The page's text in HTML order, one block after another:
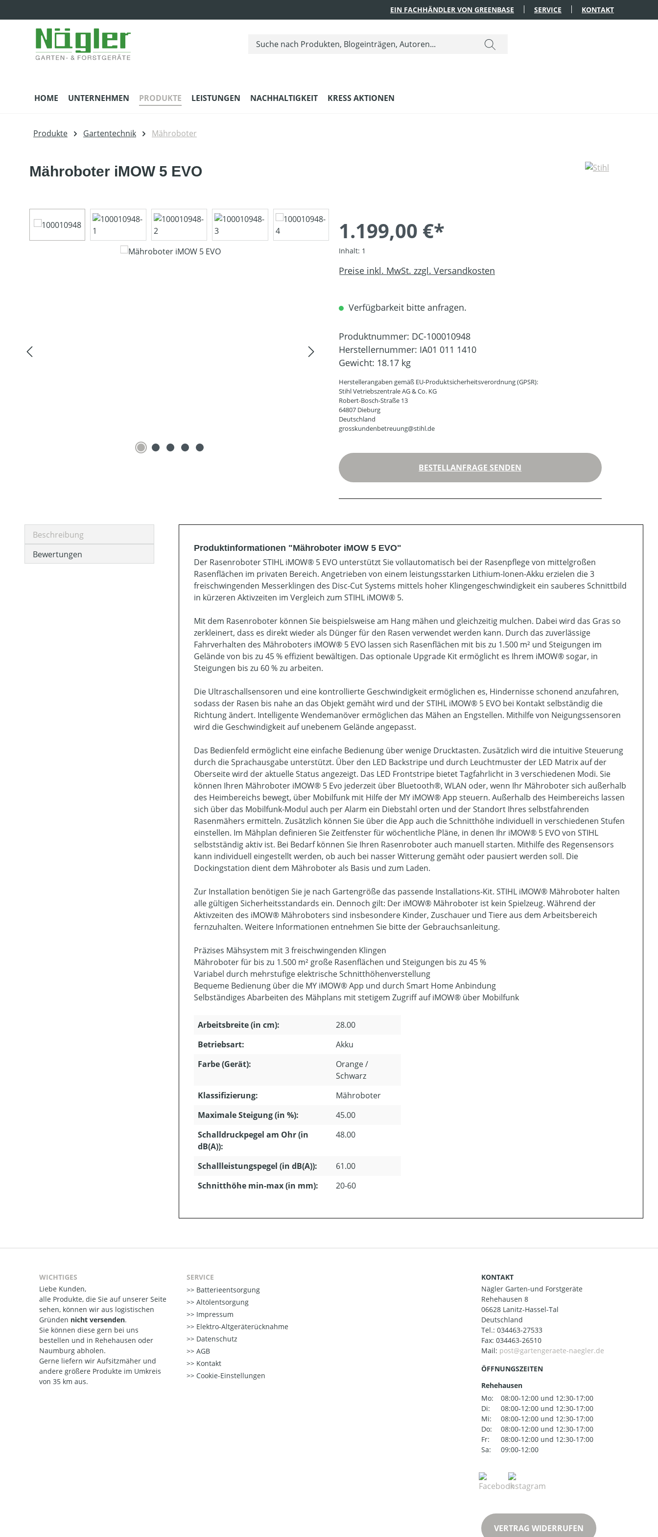
EIN FACHHÄNDLER VON GREENBASE SERVICE KONTAKT
HOME UNTERNEHMEN PRODUKTE LEISTUNGEN NACHHALTIGKEIT KRESS AKTIONEN
Produkte Gartentechnik Mähroboter
Mähroboter iMOW 5 EVO
Bildergalerie überspringen
1.199,00 €*
Inhalt: 1
Preise inkl. MwSt. zzgl. Versandkosten
Verfügbarkeit bitte anfragen.
Produktnummer: DC-100010948
Herstellernummer: IA01 011 1410
Gewicht: 18.17 kg
Herstellerangaben gemäß EU-Produktsicherheitsverordnung (GPSR):
Stihl Vetriebszentrale AG & Co. KG
Robert-Bosch-Straße 13
64807 Dieburg
Deutschland
grosskundenbetreuung@stihl.de
BESTELLANFRAGE SENDEN
Beschreibung
Bewertungen
Produktinformationen "Mähroboter iMOW 5 EVO"
Der Rasenroboter STIHL iMOW® 5 EVO unterstützt Sie vollautomatisch bei der Rasenpflege von mittelgroßen
Rasenflächen im privaten Bereich. Angetrieben von einem leistungsstarken Lithium-Ionen-Akku erzielen die 3
freischwingenden Messerklingen des Disc-Cut Systems mittels hoher Klingengeschwindigkeit ein sauberes Schnittbild
in kürzeren Aktivzeiten im Vergleich zum STIHL iMOW® 5.
Mit dem Rasenroboter können Sie beispielsweise am Hang mähen und gleichzeitig mulchen. Dabei wird das Gras so
zerkleinert, dass es direkt wieder als Dünger für den Rasen verwendet werden kann. Durch das zuverlässige
Fahrverhalten des Mähroboters iMOW® 5 EVO lassen sich Rasenflächen mit bis zu 1.500 m² und Steigungen im
Gelände von bis zu 45 % effizient bewältigen. Das optionale Upgrade Kit ermöglicht es Ihrem iMOW® sogar, in
Steigungen bis zu 60 % zu arbeiten.
Die Ultraschallsensoren und eine kontrollierte Geschwindigkeit ermöglichen es, Hindernisse schonend anzufahren,
sodass der Rasen bis nahe an das Objekt gemäht wird und der STIHL iMOW® 5 EVO bei Kontakt selbständig die
Richtung ändert. Intelligente Wendemanöver ermöglichen das Mähen an Engstellen. Mithilfe von Neigungssensoren
wird die Geschwindigkeit auf unebenem Gelände angepasst.
Das Bedienfeld ermöglicht eine einfache Bedienung über wenige Drucktasten. Zusätzlich wird die intuitive Steuerung
durch die Sprachausgabe unterstützt. Über den LED Backstripe und durch Leuchtmuster der LED Matrix auf der
Oberseite wird der aktuelle Status angezeigt. Das LED Frontstripe bietet Tagfahrlicht in 3 verschiedenen Modi. Sie
können Ihren Mähroboter iMOW® 5 Evo jederzeit über Bluetooth®, WLAN oder, wenn Ihr Mähroboter sich außerhalb
des Heimbereichs bewegt, über Mobilfunk mit Hilfe der MY iMOW® App steuern. Außerhalb des Heimbereichs lassen
sich über das Mobilfunk-Modul auch per Alarm ein Diebstahl orten und der Standort Ihres selbstfahrenden
Rasenmähers ermitteln. Zusätzlich können Sie über die App auch die Schnitthöhe individuell in verschiedenen Stufen
einstellen. Im Mähplan definieren Sie Zeitfenster für wöchentliche Pläne, in denen Ihr iMOW® 5 EVO von STIHL
selbstständig aktiv ist. Bei Bedarf können Sie Ihren Rasenroboter auch manuell starten. Mithilfe des Regensensors
kann individuell eingestellt werden, ob auch bei nasser Witterung gemäht oder pausiert werden soll. Die
Dockingstation dient dem Mähroboter als Basis und zum Laden.
Zur Installation benötigen Sie je nach Gartengröße das passende Installations-Kit. STIHL iMOW® Mähroboter halten
alle gültigen Sicherheitsstandards ein. Dennoch gilt: Der iMOW® Mähroboter ist kein Spielzeug. Während der
Aktivzeiten des iMOW® Mähroboters sind insbesondere Kinder, Zuschauer und Tiere aus dem Arbeitsbereich
fernzuhalten. Weitere Informationen entnehmen Sie bitte der Gebrauchsanleitung.
Präzises Mähsystem mit 3 freischwingenden Klingen
Mähroboter für bis zu 1.500 m² große Rasenflächen und Steigungen bis zu 45 %
Variabel durch mehrstufige elektrische Schnitthöhenverstellung
Bequeme Bedienung über die MY iMOW® App und durch Smart Home Anbindung
Selbständiges Abarbeiten des Mähplans mit stetigem Zugriff auf iMOW® über Mobilfunk
Arbeitsbreite (in cm):
28.00
Betriebsart:
Akku
Farbe (Gerät):
Orange /
Schwarz
Klassifizierung:
Mähroboter
Maximale Steigung (in %):
45.00
Schalldruckpegel am Ohr (in
dB(A)):
48.00
Schallleistungspegel (in dB(A)):
61.00
Schnitthöhe min-max (in mm):
20-60
WICHTIGES
Liebe Kunden,
alle Produkte, die Sie auf unserer Seite
sehen, können wir aus logistischen
Gründen nicht versenden.
Sie können diese gern bei uns
bestellen und in Rehehausen oder
Naumburg abholen.
Gerne liefern wir Aufsitzmäher und
andere größere Produkte im Umkreis
von 35 km aus.
SERVICE
Batterieentsorgung
Altölentsorgung
Impressum
Elektro-Altgeräterücknahme
Datenschutz
AGB
Kontakt
Cookie-Einstellungen
KONTAKT
Nägler Garten-und Forstgeräte
Rehehausen 8
06628 Lanitz-Hassel-Tal
Deutschland
Tel.: 034463-27533
Fax: 034463-26510
Mail:
ÖFFNUNGSZEITEN
Rehehausen
Mo:
08:00-12:00 und 12:30-17:00
Di:
08:00-12:00 und 12:30-17:00
Mi:
08:00-12:00 und 12:30-17:00
Do:
08:00-12:00 und 12:30-17:00
Fr:
08:00-12:00 und 12:30-17:00
Sa:
09:00-12:00
VERTRAG WIDERRUFEN